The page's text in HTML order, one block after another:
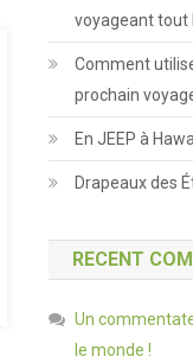
voyageant tout
Comment
prochain
En JEEP à
Drapeaux des
RECENT
Un
le monde !